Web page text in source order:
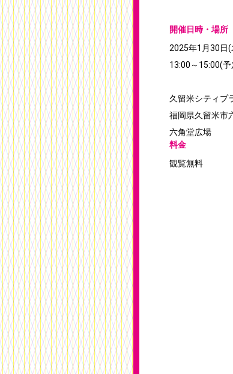
開催日時・場所
2025年1月30日(
13:00～15:00(予
久留米シティプ
福岡県久留米市
六角堂広場
料金
観覧無料